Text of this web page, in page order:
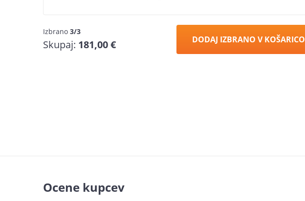
Izbrano 3/3
Skupaj: 181,00 € DODAJ IZBRANO V KOŠARICO
Ocene kupcev